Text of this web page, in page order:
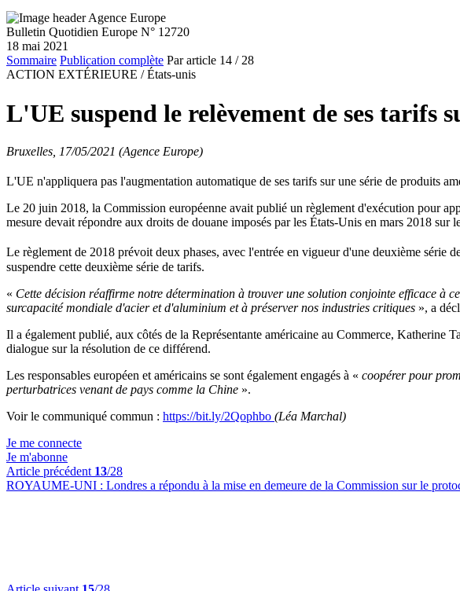
Bulletin Quotidien Europe N° 12720
18 mai 2021
Sommaire Publication complète Par article 14 / 28
ACTION EXTÉRIEURE / États-unis
L'UE suspend le relèvement de ses tarifs
Bruxelles, 17/05/2021 (Agence Europe)
L'UE n'appliquera pas l'augmentation automatique de ses tarifs sur une série de produits
Le 20 juin 2018, la Commission européenne avait publié un règlement d'exécution pour
mesure devait répondre aux droits de douane imposés par les États-Unis en mars 2018
Le règlement de 2018 prévoit deux phases, avec l'entrée en vigueur d'une deuxième série
suspendre cette deuxième série de tarifs.
« Cette décision réaffirme notre détermination à trouver une solution conjointe efficace à
surcapacité mondiale d'acier et d'aluminium et à préserver nos industries critiques », a
Il a également publié, aux côtés de la Représentante américaine au Commerce,
dialogue sur la résolution de ce différend.
Les responsables européen et américains se sont également engagés à « coopérer pour
perturbatrices venant de pays comme la Chine ».
Voir le communiqué commun : https://bit.ly/2Qophbo (Léa Marchal)
Je me connecte
Je m'abonne
Article précédent 13/28
ROYAUME-UNI : Londres a répondu à la mise en demeure de la Commission sur le